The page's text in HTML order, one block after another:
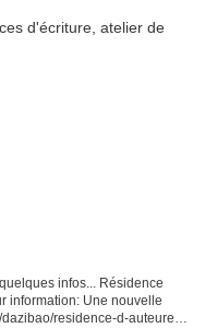
infos... Résidence
information: Une nouvelle
residence-d-auteure-